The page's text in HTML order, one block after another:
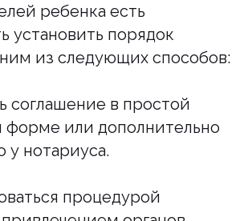
ребенка есть
установить порядок
из следующих способов:
соглашение в простой
форме или дополнительно
у нотариуса.
процедурой